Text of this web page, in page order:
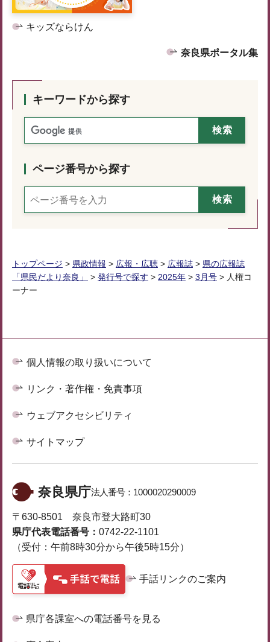
キッズならけん
奈良県ポータル集
キーワードから探す
ページ番号から探す
トップページ > 県政情報 > 広報・広聴 > 広報誌 > 県の広報誌
「県民だより奈良」
> 発行号で探す > 2025年 > 3月号 > 人権コ
ーナー
個人情報の取り扱いについて
リンク・著作権・免責事項
ウェブアクセシビリティ
サイトマップ
奈良県庁法人番号： 1000020290009
〒630-8501 奈良市登大路町30
県庁代表電話番号： 0742-22-1101
（受付：午前8時30分から午後5時15分）
手話リンクのご案内
県庁各課室への電話番号を見る